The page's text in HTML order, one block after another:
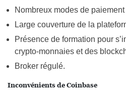
Nombreux modes de
Large couverture de la
Présence de formation pour
crypto-monnaies et des
Broker régulé.
Inconvénients de Coinbase